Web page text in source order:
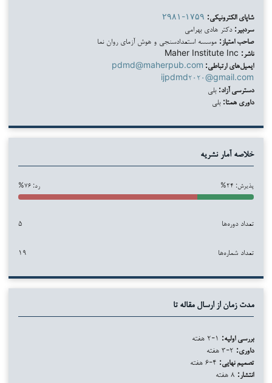
شاپای الکترونیکی: ۲۹۸۱-۱۷۵۹
سردبیر: دکتر هادی بهرامی
صاحب امتیاز: موسسه استعدادسنجی و هوش آزمای روان نما
ناشر:
ایمیل‌های ارتباطی: pdmd@maherpub.com
ijpdmd۲۰۲۰@gmail.com
دسترسی آزاد: بلی
داوری همتا: بلی
خلاصه آمار نشریه
پذیرش: ۲۴% رد: ۷۶%
تعداد دوره‌ها ۵
تعداد شماره‌ها ۱۹
مدت زمان از ارسال مقاله تا
بررسی اولیه:
داوری:
تصمیم نهایی:
انتشار: